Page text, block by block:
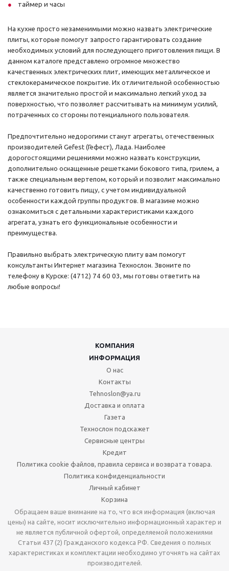
таймер и часы
На кухне просто незаменимыми можно назвать электрические
плиты, которые помогут запросто гарантировать создание
необходимых условий для последующего приготовления пищи. В
данном каталоге представлено огромное множество
качественных электрических плит, имеющих металлическое и
стеклокерамическое покрытие. Их отличительной особенностью
является значительно простой и максимально легкий уход за
поверхностью, что позволяет рассчитывать на минимум усилий,
потраченных со стороны потенциального пользователя.
Предпочтительно недорогими станут агрегаты, отечественных
производителей Gefest (Гефест), Лада. Наиболее
дорогостоящими решениями можно назвать конструкции,
дополнительно оснащенные решетками бокового типа, грилем, а
также специальным вертепом, который и позволит максимально
качественно готовить пищу, с учетом индивидуальной
особенности каждой группы продуктов. В магазине можно
ознакомиться с детальными характеристиками каждого
агрегата, узнать его функциональные особенности и
преимущества.
Правильно выбрать электрическую плиту вам помогут
консультанты Интернет магазина Технослон. Звоните по
телефону в Курске: (4712) 74 60 03, мы готовы ответить на
любые вопросы!
КОМПАНИЯ
ИНФОРМАЦИЯ
О нас
Контакты
Tehnoslon@ya.ru
Доставка и оплата
Газета
Технослон подскажет
Сервисные центры
Кредит
Политика cookie файлов, правила сервиса и возврата товара.
Политика конфиденциальности
Личный кабинет
Корзина
Обращаем ваше внимание на то, что вся информация (включая
цены) на сайте, носит исключительно информационный характер и
не является публичной офертой, определяемой положениями
Статьи 437 (2) Гражданского кодекса РФ. Сведения о полных
характеристиках и комплектации необходимо уточнять на сайтах
производителей.